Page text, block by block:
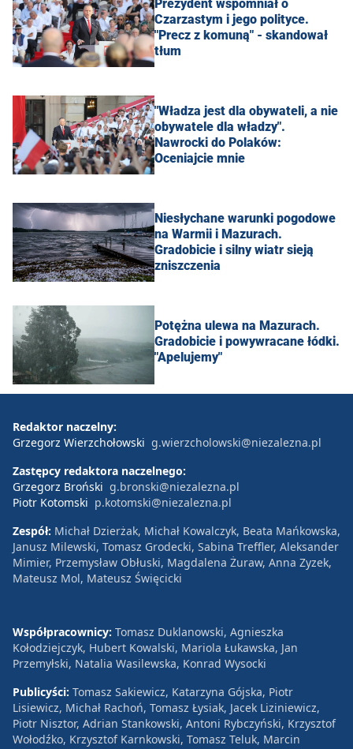
Prezydent wspomniał o
Czarzastym i jego polityce.
"Precz z komuną" - skandował
tłum
"Władza jest dla obywateli, a nie
obywatele dla władzy".
Nawrocki do Polaków:
Oceniajcie mnie
Niesłychane warunki pogodowe
na Warmii i Mazurach.
Gradobicie i silny wiatr sieją
zniszczenia
Potężna ulewa na Mazurach.
Gradobicie i powywracane łódki.
"Apelujemy"
Redaktor naczelny:
Grzegorz Wierzchołowski g.wierzcholowski@niezalezna.pl
Zastępcy redaktora naczelnego:
Grzegorz Broński g.bronski@niezalezna.pl
Piotr Kotomski p.kotomski@niezalezna.pl
Zespół: Michał Dzierżak, Michał Kowalczyk, Beata Mańkowska,
Janusz Milewski, Tomasz Grodecki, Sabina Treffler, Aleksander
Mimier, Przemysław Obłuski, Magdalena Żuraw, Anna Zyzek,
Mateusz Mol, Mateusz Święcicki
Współpracownicy: Tomasz Duklanowski, Agnieszka
Kołodziejczyk, Hubert Kowalski, Mariola Łukawska, Jan
Przemyłski, Natalia Wasilewska, Konrad Wysocki
Publicyści: Tomasz Sakiewicz, Katarzyna Gójska, Piotr
Lisiewicz, Michał Rachoń, Tomasz Łysiak, Jacek Liziniewicz,
Piotr Nisztor, Adrian Stankowski, Antoni Rybczyński, Krzysztof
Wołodźko, Krzysztof Karnkowski, Tomasz Teluk, Marcin